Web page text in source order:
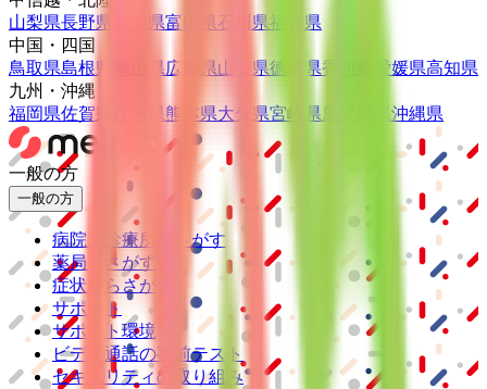
山梨県長野県 新潟県富山県石川県福井県
中国・四国
鳥取県島根県 岡山県広島県山口県徳島県香川県 愛媛県高知県
九州・沖縄
福岡県佐賀県 長崎県熊本県大分県宮崎県 沖縄県
一般の方
一般の方
病院・診療所をさがす
薬局をさがす
症状からさがす
サポート
サポート環境
ビデオ通話の事前テスト
セキュリティの取り組み